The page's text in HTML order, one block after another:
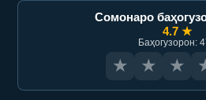
Сомонаро
4.7 ★
Баҳогузорон:
★ ★ ★